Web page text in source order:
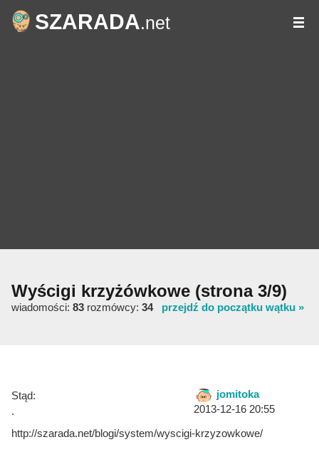
SZARADA.net
Wyścigi krzyżówkowe (strona 3/9)
wiadomości: 83 rozmówcy: 34 przejdź do początku wątku »
jomitoka
2013-12-16 20:55
Stąd:
.
http://szarada.net/blogi/system/wyscigi-krzyzowkowe/